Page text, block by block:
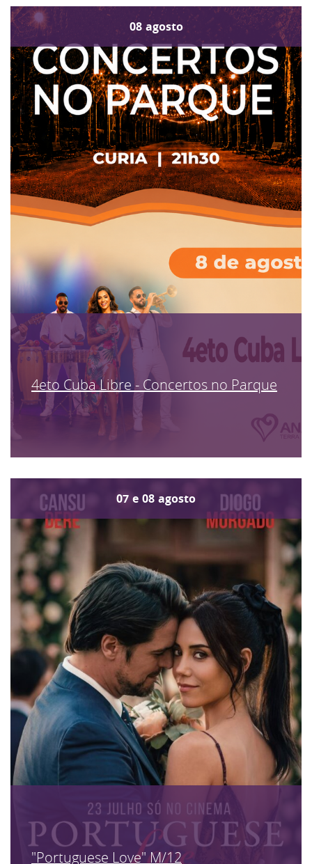
08 agosto
4eto Cuba Libre - Concertos no Parque
07 e 08 agosto
"Portuguese Love" M/12